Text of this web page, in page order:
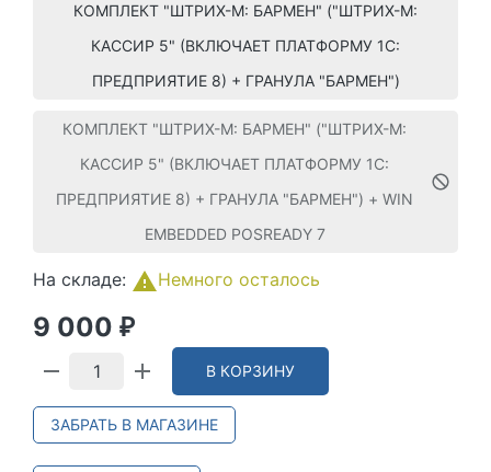
КОМПЛЕКТ "ШТРИХ-М: БАРМЕН" ("ШТРИХ-М:
КАССИР 5" (ВКЛЮЧАЕТ ПЛАТФОРМУ 1C:
ПРЕДПРИЯТИЕ 8) + ГРАНУЛА "БАРМЕН")
КОМПЛЕКТ "ШТРИХ-М: БАРМЕН" ("ШТРИХ-М:
КАССИР 5" (ВКЛЮЧАЕТ ПЛАТФОРМУ 1C:
ПРЕДПРИЯТИЕ 8) + ГРАНУЛА "БАРМЕН") + WIN
EMBEDDED POSREADY 7
На складе: Немного осталось
9 000 ₽
В КОРЗИНУ
ЗАБРАТЬ В МАГАЗИНЕ